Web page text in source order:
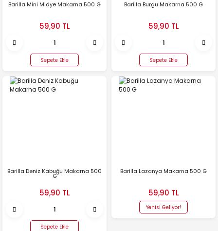
Barilla Mini Midye Makarna 500 G
59,90 TL
Sepete Ekle
Barilla Burgu Makarna 500 G
59,90 TL
Sepete Ekle
Barilla Deniz Kabuğu Makarna 500
G
59,90 TL
Sepete Ekle
Barilla Lazanya Makarna 500 G
59,90 TL
Yenisi Geliyor!